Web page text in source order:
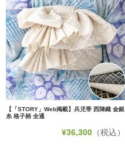
【「STORY」Web掲載】兵児帯 西陣織 金銀
糸 格子柄 全通
¥36,300 （税込）